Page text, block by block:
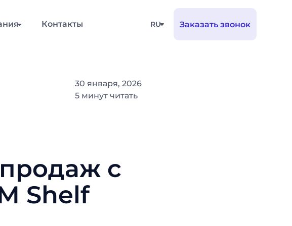
RU Заказать звонок
Контакты
30 января, 2026
5 минут читать
с
Shelf